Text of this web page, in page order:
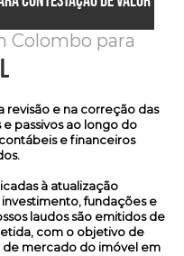
Colombo para
revisão e na correção das
passivos ao longo do
e financeiros
à atualização
fundações e
laudos são emitidos de
com o objetivo de
mercado do imóvel em